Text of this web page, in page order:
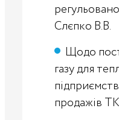
Слєпко В.В.
Щодо
газу для
продажів